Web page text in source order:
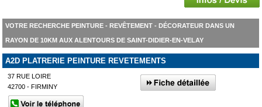
VOTRE RECHERCHE PEINTURE - REVÊTEMENT - DÉCORATEUR DANS UN
RAYON DE 10KM AUX ALENTOURS DE SAINT-DIDIER-EN-VELAY
A2D PLATRERIE PEINTURE REVETEMENTS
37 RUE LOIRE
42700 - FIRMINY